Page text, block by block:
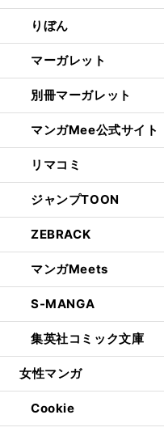
りぼん
マーガレット
別冊マーガレット
マンガMee公式サイト
リマコミ
ジャンプTOON
ZEBRACK
マンガMeets
S-MANGA
集英社コミック文庫
女性マンガ
Cookie